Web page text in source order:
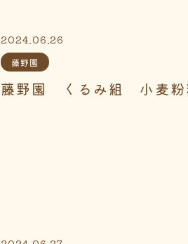
2024.06.26
藤野園
藤野園 くるみ組 小麦粉